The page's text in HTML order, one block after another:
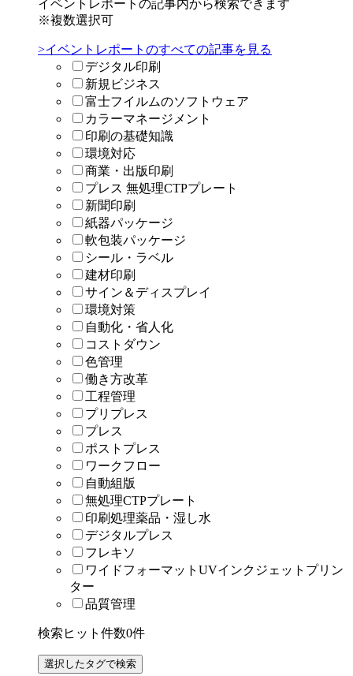
イベントレポートの記事内から検索できます
※複数選択可
>イベントレポートのすべての記事を見る
デジタル印刷
新規ビジネス
富士フイルムのソフトウェア
カラーマネージメント
印刷の基礎知識
環境対応
商業・出版印刷
プレス 無処理CTPプレート
新聞印刷
紙器パッケージ
軟包装パッケージ
シール・ラベル
建材印刷
サイン＆ディスプレイ
環境対策
自動化・省人化
コストダウン
色管理
働き方改革
工程管理
プリプレス
プレス
ポストプレス
ワークフロー
自動組版
無処理CTPプレート
印刷処理薬品・湿し水
デジタルプレス
フレキソ
ワイドフォーマットUVインクジェットプリン
ター
品質管理
検索ヒット件数0件